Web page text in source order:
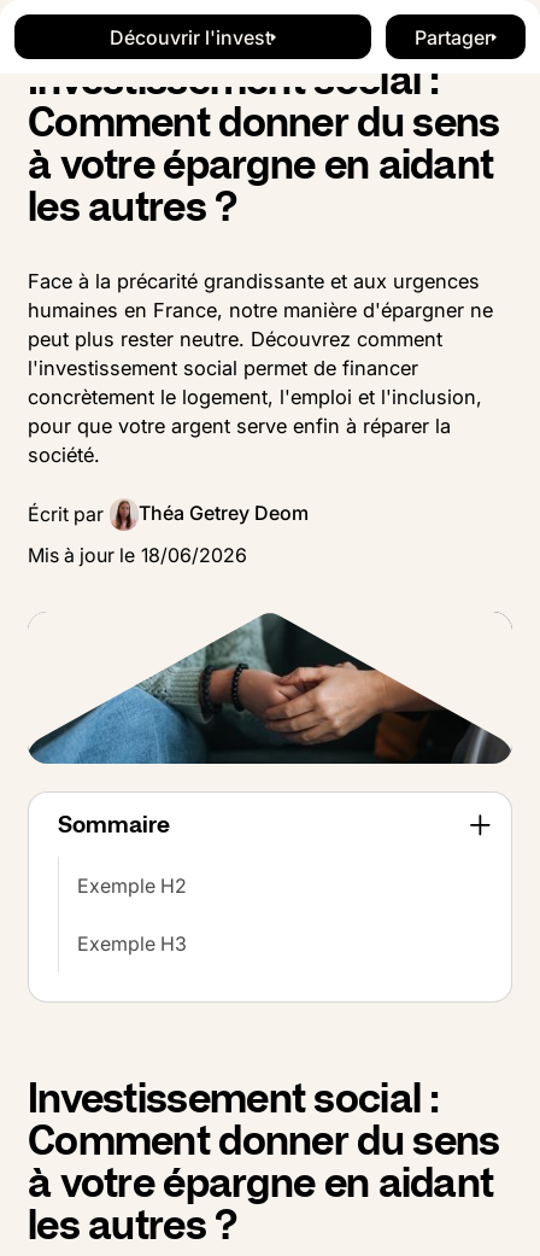
Button Text
Tester mon éligibilité
Blog Investissement
Investissement social :
Comment donner du sens
à votre épargne en aidant
les autres ?
Face à la précarité grandissante et aux urgences
humaines en France, notre manière d'épargner ne
peut plus rester neutre. Découvrez comment
l'investissement social permet de financer
concrètement le logement, l'emploi et l'inclusion,
pour que votre argent serve enfin à réparer la
société.
Écrit par
Théa Getrey Deom
Mis à jour le 18/06/2026
Sommaire
Exemple H2
Exemple H3
Investissement social:
Comment donner du sens
à votre épargne en aidant
les autres ?
Button Text
Découvrir l'invest Button
Partager